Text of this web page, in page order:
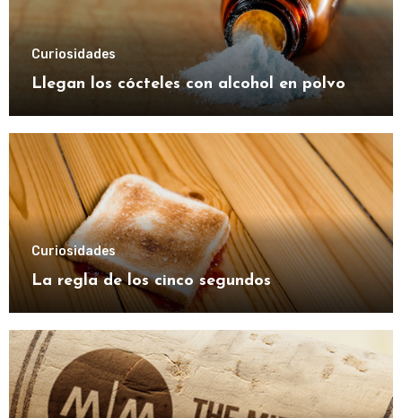
Curiosidades
Llegan los cócteles con alcohol en polvo
Curiosidades
La regla de los cinco segundos